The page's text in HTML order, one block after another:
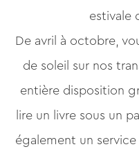
estivale
De avril à octobre,
de soleil sur nos
entière disposition
lire un livre sous un
également un